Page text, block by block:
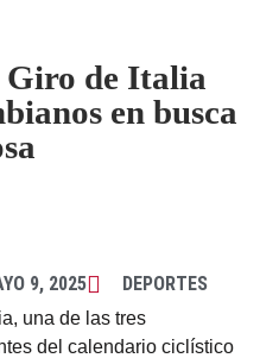
de Italia
en busca
9, 2025 DEPORTES
una de las tres
del calendario ciclístico